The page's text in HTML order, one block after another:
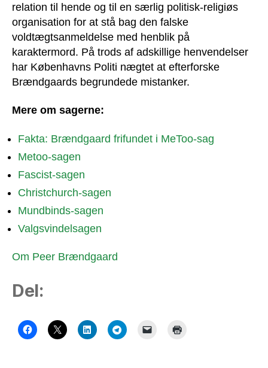
relation til hende og til en særlig politisk-religiøs
organisation for at stå bag den falske
voldtægtsanmeldelse med henblik på
karaktermord. På trods af adskillige henvendelser
har Københavns Politi nægtet at efterforske
Brændgaards begrundede mistanker.
Mere om sagerne:
Fakta: Brændgaard frifundet i MeToo-sag
Metoo-sagen
Fascist-sagen
Christchurch-sagen
Mundbinds-sagen
Valgsvindelsagen
Om Peer Brændgaard
Del: